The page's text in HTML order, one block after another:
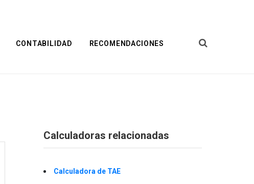
CONTABILIDAD RECOMENDACIONES
Calculadoras relacionadas
Calculadora de TAE